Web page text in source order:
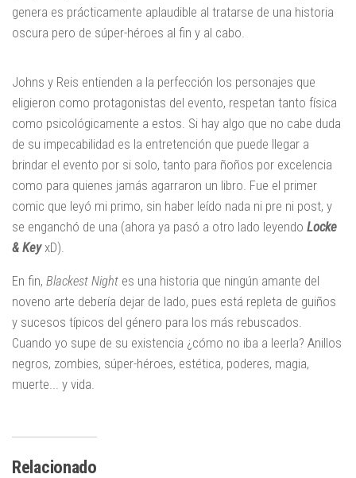
genera es prácticamente aplaudible al tratarse de una historia
oscura pero de súper-héroes al fin y al cabo.
Johns y Reis entienden a la perfección los personajes que
eligieron como protagonistas del evento, respetan tanto física
como psicológicamente a estos. Si hay algo que no cabe duda
de su impecabilidad es la entretención que puede llegar a
brindar el evento por si solo, tanto para ñoños por excelencia
como para quienes jamás agarraron un libro. Fue el primer
comic que leyó mi primo, sin haber leído nada ni pre ni post, y
se enganchó de una (ahora ya pasó a otro lado leyendo Locke
& KeyxD).
En fin, Blackest Night es una historia que ningún amante del
noveno arte debería dejar de lado, pues está repleta de guiños
y sucesos típicos del género para los más rebuscados.
Cuando yo supe de su existencia ¿cómo no iba a leerla? Anillos
negros, zombies, súper-héroes, estética, poderes, magia,
muerte... y vida.
Relacionado